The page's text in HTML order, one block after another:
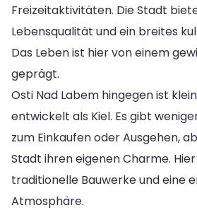
Freizeitaktivitäten. Die Stadt
Lebensqualität und ein breites
Das Leben ist hier von einem
geprägt.
Osti Nad Labem hingegen ist
entwickelt als Kiel. Es gibt
zum Einkaufen oder Ausgehen,
Stadt ihren eigenen Charme.
traditionelle Bauwerke und eine
Atmosphäre.